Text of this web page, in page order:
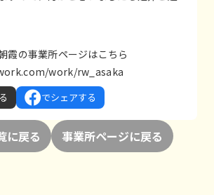
霞の事業所ページはこちら
work/rw_asaka
でシェアする
に戻る 事業所ページに戻る